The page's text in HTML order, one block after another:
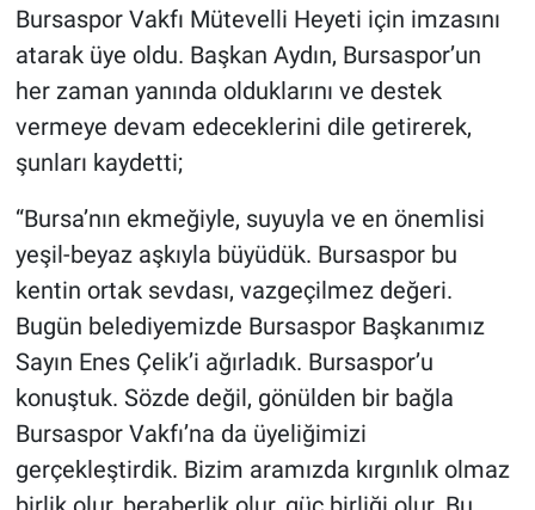
Bursaspor Vakfı Mütevelli Heyeti için imzasını
atarak üye oldu. Başkan Aydın, Bursaspor’un
her zaman yanında olduklarını ve destek
vermeye devam edeceklerini dile getirerek,
şunları kaydetti;
“Bursa’nın ekmeğiyle, suyuyla ve en önemlisi
yeşil-beyaz aşkıyla büyüdük. Bursaspor bu
kentin ortak sevdası, vazgeçilmez değeri.
Bugün belediyemizde Bursaspor Başkanımız
Sayın Enes Çelik’i ağırladık. Bursaspor’u
konuştuk. Sözde değil, gönülden bir bağla
Bursaspor Vakfı’na da üyeliğimizi
gerçekleştirdik. Bizim aramızda kırgınlık olmaz